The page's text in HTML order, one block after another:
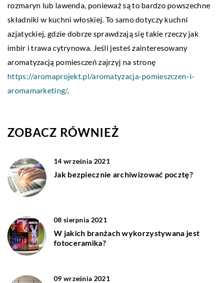
rozmaryn lub lawenda, ponieważ są to bardzo powszechne
składniki w kuchni włoskiej. To samo dotyczy kuchni
azjatyckiej, gdzie dobrze sprawdzają się takie rzeczy jak
imbir i trawa cytrynowa. Jeśli jesteś zainteresowany
aromatyzacją pomiesczeń zajrzyj na stronę
https://aromaprojekt.pl/aromatyzacja-pomieszczen-i-
aromamarketing/.
ZOBACZ RÓWNIEŻ
14 września 2021
Jak bezpiecznie archiwizować pocztę?
08 sierpnia 2021
W jakich branżach wykorzystywana jest
fotoceramika?
09 września 2021